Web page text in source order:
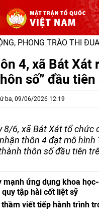
PHONG TRÀO THI ĐUA
4, xã Bát Xát
số” đầu
ba, 09/06/2026 12:19
8/6, xã Bát Xát tổ chức
thôn 4 đạt mô hình
thôn số đầu tiên
mạnh ứng dụng khoa
tập hài cốt liệt sỹ
viết tiếp hành trình